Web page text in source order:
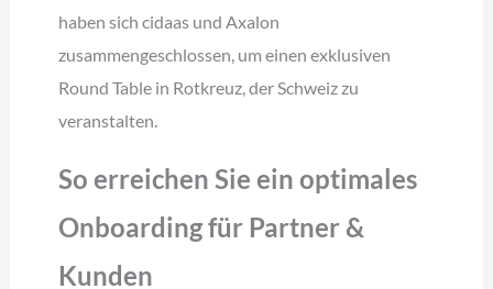
haben sich cidaas und Axalon
zusammengeschlossen, um einen exklusiven
Round Table in Rotkreuz, der Schweiz zu
veranstalten.
So erreichen Sie ein optimales
Onboarding für Partner &
Kunden